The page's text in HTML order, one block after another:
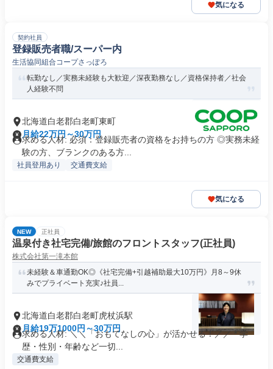
気になる
契約社員
登録販売者職/スーパー内
生活協同組合コープさっぽろ
転勤なし／実務未経験も大歓迎／深夜勤務なし／資格保持者／社会
人経験不問
北海道白老郡白老町東町
月給22万円～30万円
求める人材: 必須：登録販売者の資格をお持ちの方 ◎実務未経
験の方、ブランクのある方...
社員登用あり 交通費支給
気になる
NEW 正社員
温泉付き社宅完備/旅館のフロントスタッフ(正社員)
株式会社第一滝本館
未経験＆車通勤OK◎《社宅完備+引越補助最大10万円》月8～9休
みでプライベート充実♪社員...
北海道白老郡白老町虎杖浜駅
月給19万1000円～30万円
求める人材: ＼＼「おもてなしの心」が活かせる！／／ * 学
歴・性別・年齢など一切...
交通費支給